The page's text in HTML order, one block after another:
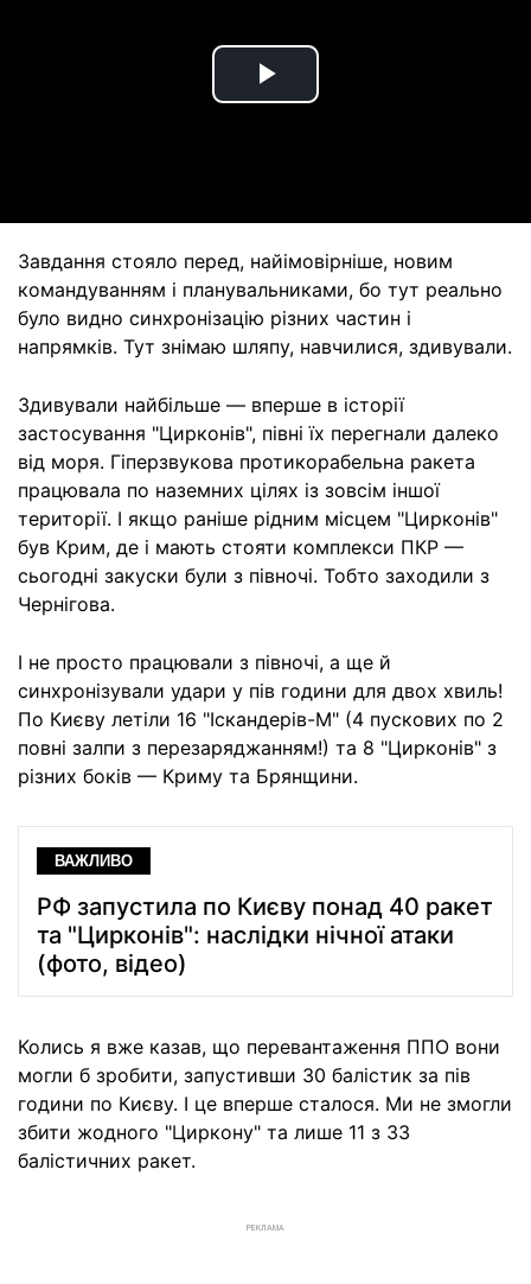
Play
Завдання стояло перед, найімовірніше, новим
командуванням і планувальниками, бо тут реально
було видно синхронізацію різних частин і
напрямків. Тут знімаю шляпу, навчилися, здивували.
Здивували найбільше — вперше в історії
застосування "Цирконів", півні їх перегнали далеко
від моря. Гіперзвукова протикорабельна ракета
працювала по наземних цілях із зовсім іншої
території. І якщо раніше рідним місцем "Цирконів"
був Крим, де і мають стояти комплекси ПКР —
сьогодні закуски були з півночі. Тобто заходили з
Чернігова.
І не просто працювали з півночі, а ще й
синхронізували удари у пів години для двох хвиль!
По Києву летіли 16 "Іскандерів-М" (4 пускових по 2
повні залпи з перезаряджанням!) та 8 "Цирконів" з
різних боків — Криму та Брянщини.
ВАЖЛИВО
РФ запустила по Києву понад 40 ракет
та "Цирконів": наслідки нічної атаки
(фото, відео)
Колись я вже казав, що перевантаження ППО вони
могли б зробити, запустивши 30 балістик за пів
години по Києву. І це вперше сталося. Ми не змогли
збити жодного "Циркону" та лише 11 з 33
балістичних ракет.
РЕКЛАМА